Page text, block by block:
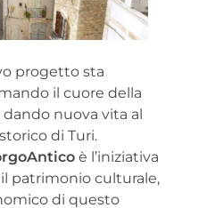
progetto sta
il cuore della
dando nuova vita al
di Turi.
è l’iniziativa
patrimonio culturale,
di questo